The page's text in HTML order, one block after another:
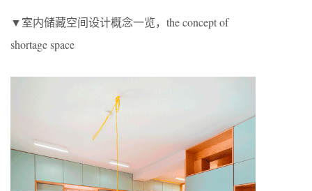
▼室内储藏空间设计概念一览，the concept of
shortage space